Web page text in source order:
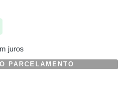
juros
PARCELAMENTO